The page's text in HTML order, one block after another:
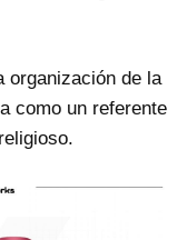
organización de la
como un referente